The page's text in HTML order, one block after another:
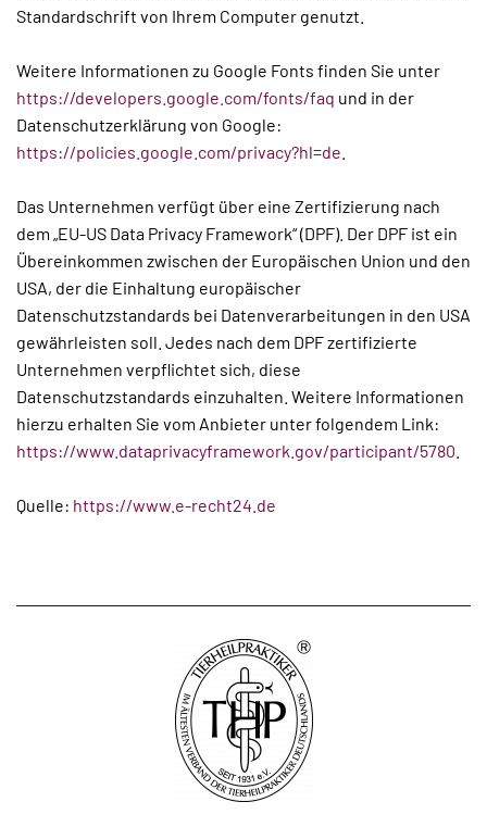
Standardschrift von Ihrem Computer genutzt.
Weitere Informationen zu Google Fonts finden Sie unter
https://developers.google.com/fonts/faq und in der
Datenschutzerklärung von Google:
https://policies.google.com/privacy?hl=de
Das Unternehmen verfügt über eine Zertifizierung nach
dem „EU-US Data Privacy Framework“ (DPF). Der DPF ist ein
Übereinkommen zwischen der Europäischen Union und den
USA, der die Einhaltung europäischer
Datenschutzstandards bei Datenverarbeitungen in den USA
gewährleisten soll. Jedes nach dem DPF zertifizierte
Unternehmen verpflichtet sich, diese
Datenschutzstandards einzuhalten. Weitere Informationen
hierzu erhalten Sie vom Anbieter unter folgendem Link:
https://www.dataprivacyframework.gov/participant/5780
Quelle: https://www.e-recht24.de